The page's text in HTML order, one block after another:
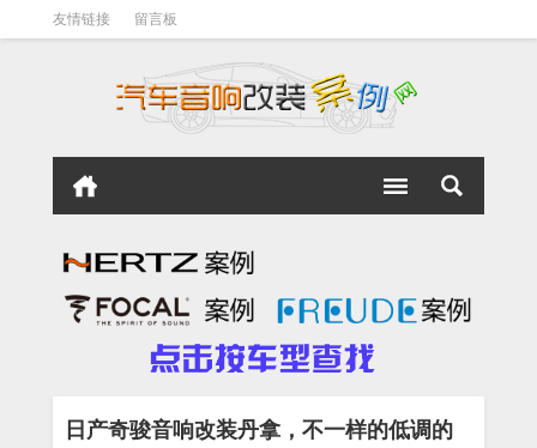
友情链接 留言板
日产奇骏音响改装丹拿，不一样的低调的